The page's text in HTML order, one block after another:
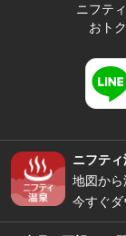
ニフテ
おト
ニフティ
地図から
今すぐダ